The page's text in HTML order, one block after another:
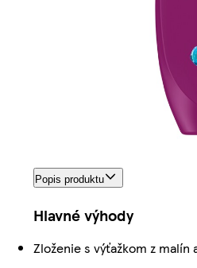
Popis produktu
Hlavné výhody
Zloženie s výťažkom z